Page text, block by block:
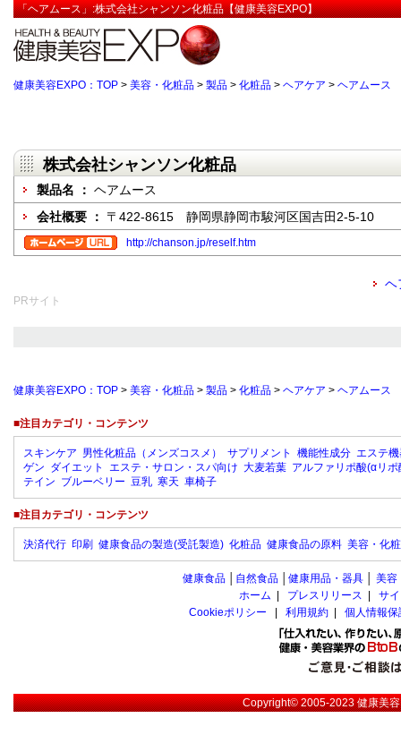
「ヘアムース」:株式会社シャンソン化粧品【健康美容EXPO】
健康美容EXPO：TOP > 美容・化粧品 > 製品 > 化粧品 > ヘアケア > ヘアムース
株式会社シャンソン化粧品
製品名 ： ヘアムース
会社概要 ： 〒422-8615 静岡県静岡市駿河区国吉田2-5-10
http://chanson.jp/reself.htm
ヘ
PRサイト
健康美容EXPO：TOP > 美容・化粧品 > 製品 > 化粧品 > ヘアケア > ヘアムース
■注目カテゴリ・コンテンツ
スキンケア 男性化粧品（メンズコスメ） サプリメント 機能性成分 エステ
ゲン ダイエット エステ・サロン・スパ向け 大麦若葉 アルファリポ酸(αリポ
テイン ブルーベリー 豆乳 寒天 車椅子
■注目カテゴリ・コンテンツ
決済代行 印刷 健康食品の製造(受託製造) 化粧品 健康食品の原料 美容・化
健康食品 自然食品 健康用品・器具 美容
ホーム
プレスリリース
サ
Cookieポリシー
利用規約 個人情報
Copyright© 2005-2023健康美